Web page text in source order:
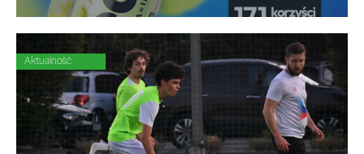
Hyperfood®, czyli pełnowartościowych
posiłków w różnych postaciach,
mogących zastąpić dowolne danie w
ciągu dnia
Aktualność